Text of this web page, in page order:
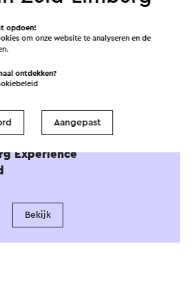
Experience
Bekijk
opdoen!
om onze website te analyseren en de
ontdekken?
Aangepast